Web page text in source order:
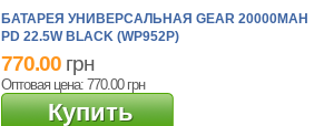
БАТАРЕЯ УНИВЕРСАЛЬНАЯ GEAR 20000MAH
PD 22.5W BLACK (WP952P)
770.00 грн
Оптовая цена: 770.00 грн
Купить